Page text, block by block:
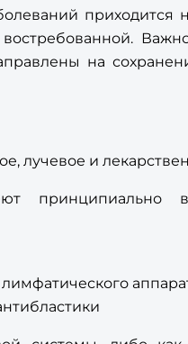
приходится
на
лучевое и
принципиально